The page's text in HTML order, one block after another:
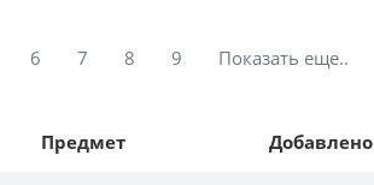
6 7 8 9 Показать еще..
Предмет Добавлено